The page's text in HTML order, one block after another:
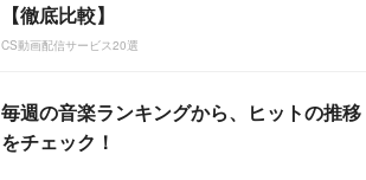
【徹底比較】
CS動画配信サービス20選
毎週の音楽ランキングから、ヒットの推移
をチェック！